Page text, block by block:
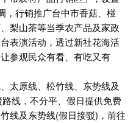
，行销推广台中市香菇、椪
梨山茶等当季农产品及家政
表演活动，透过新社花海活
参观民众有看、有吃又有
太原线、松竹线、东势线及
线，不分平、假日提供免费
线及东势线(假日接驳)，前往